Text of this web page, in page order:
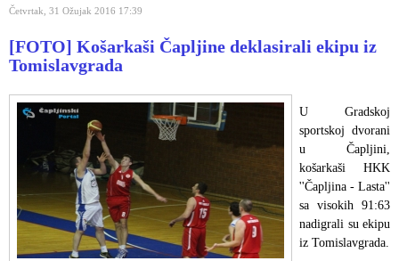
Četvrtak, 31 Ožujak 2016 17:39
[FOTO] Košarkaši Čapljine deklasirali ekipu iz
Tomislavgrada
U Gradskoj
sportskoj dvorani
u Čapljini,
košarkaši HKK
''Čapljina - Lasta''
sa visokih 91:63
nadigrali su ekipu
iz Tomislavgrada.